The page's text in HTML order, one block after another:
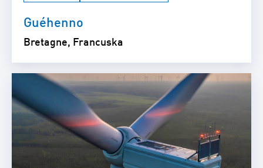
Guéhenno
Bretagne, Francuska